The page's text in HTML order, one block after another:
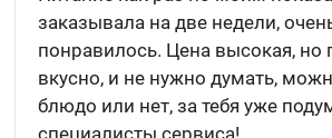
заказывала на две недели,
понравилось. Цена высокая, но
вкусно, и не нужно думать,
блюдо или нет, за тебя уже